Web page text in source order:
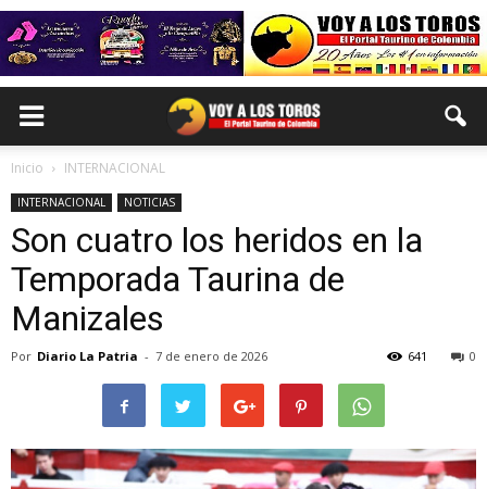
Inicio INTERNACIONAL
INTERNACIONAL NOTICIAS
Son cuatro los heridos en la
Temporada Taurina de
Manizales
Por Diario La Patria - 7 de enero de 2026 0
641